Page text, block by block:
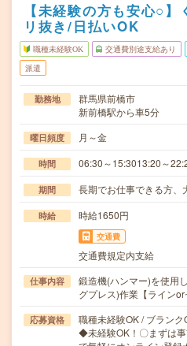
【未経験の方も安心○
リ抜き/日払いOK
職種未経験OK 交通費別途支給あり
派遣
勤務地
群馬県前橋市
新前橋駅から車5分
曜日頻度 月～金
時間 06:30～15:3013:20～
期間 長期でお仕事できる方、
時給 時給1650円
交通費
交通費規定内支給
仕事内容
鍛造機(ハンマー)を使用
グプレス)作業【ライン
応募資格
職種未経験OK / ブラン
◆未経験OK！〇まずは